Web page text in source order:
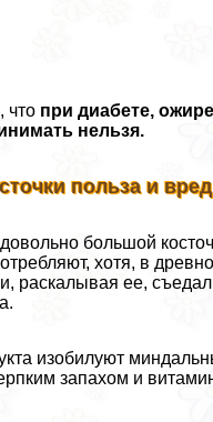
что при диабете,
нельзя.
польза и вред
большой
хотя, в
раскалывая ее,
изобилуют
запахом и